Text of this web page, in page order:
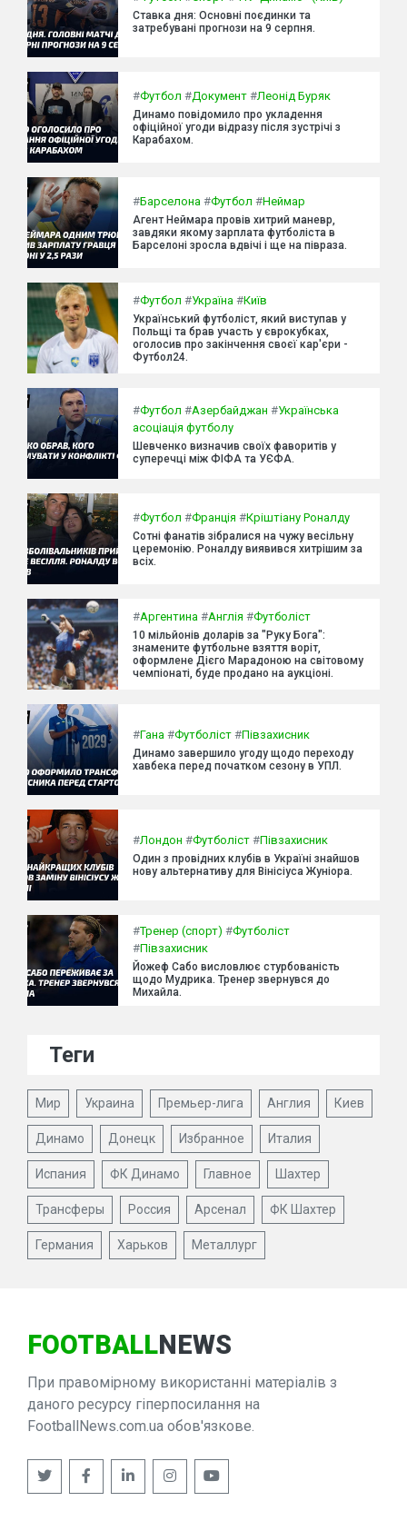
Ставка дня: Основні поєдинки та
затребувані прогнози на 9 серпня.
#Футбол #Документ #Леонід Буряк
Динамо повідомило про укладення
офіційної угоди відразу після зустрічі з
Карабахом.
#Барселона #Футбол #Неймар
Агент Неймара провів хитрий маневр,
завдяки якому зарплата футболіста в
Барселоні зросла вдвічі і ще на півраза.
#Футбол #Україна #Київ
Український футболіст, який виступав у
Польщі та брав участь у єврокубках,
оголосив про закінчення своєї кар'єри -
Футбол24.
#Футбол #Азербайджан #Українська
асоціація футболу
Шевченко визначив своїх фаворитів у
суперечці між ФІФА та УЄФА.
#Футбол #Франція #Кріштіану Роналду
Сотні фанатів зібралися на чужу весільну
церемонію. Роналду виявився хитрішим за
всіх.
#Аргентина #Англія #Футболіст
10 мільйонів доларів за "Руку Бога":
знамените футбольне взяття воріт,
оформлене Дієго Марадоною на світовому
чемпіонаті, буде продано на аукціоні.
#Гана #Футболіст #Півзахисник
Динамо завершило угоду щодо переходу
хавбека перед початком сезону в УПЛ.
#Лондон #Футболіст #Півзахисник
Один з провідних клубів в Україні знайшов
нову альтернативу для Вінісіуса Жуніора.
#Тренер (спорт) #Футболіст
#Півзахисник
Йожеф Сабо висловлює стурбованість
щодо Мудрика. Тренер звернувся до
Михайла.
Теги
Мир Украина Премьер-лига Англия Киев
Динамо Донецк Избранное Италия
Испания ФК Динамо Главное Шахтер
Трансферы Россия Арсенал ФК Шахтер
Германия Харьков Металлург
FOOTBALLNEWS
При правомірному використанні матеріалів з
даного ресурсу гіперпосилання на
FootballNews.com.ua обов'язкове.